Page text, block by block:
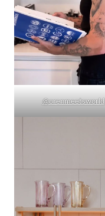
@orenmeetsworld